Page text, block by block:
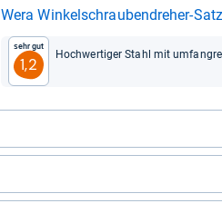
Wera Win­kel­schrau­ben­dre­her-​
Sehr gut
1,2
Hoch­wer­ti­ger Stahl mit